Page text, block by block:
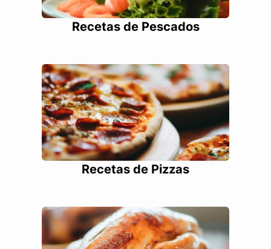
Recetas de Pescados
Recetas de Pizzas